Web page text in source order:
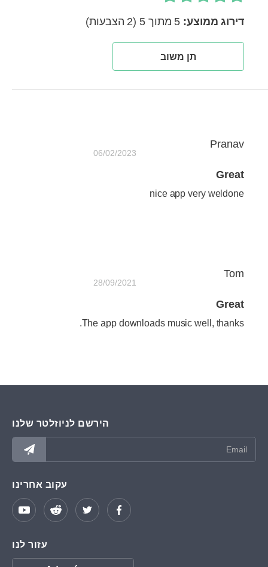
דירוג ממוצע: 5 מתוך 5 (2 הצבעות)
תן משוב
Pranav
06/02/2023
Great
nice app very weldone
Tom
28/09/2021
Great
The app downloads music well, thanks.
הירשם לניוזלטר שלנו
עקוב אחרינו
עזור לנו